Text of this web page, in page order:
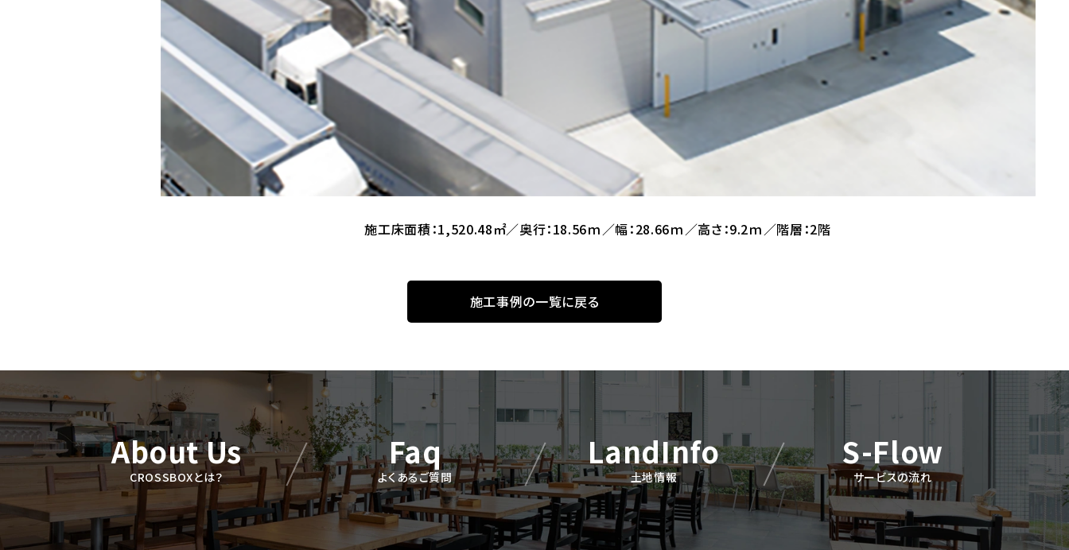
施工床面積：1,520.48㎡／奥行：18.56ｍ／幅：28.66ｍ／高さ：9.2ｍ／階層：2階
施工事例の一覧に戻る
About Us
CROSSBOXとは？
Faq
よくあるご質問
LandInfo
土地情報
S-Flow
サービスの流れ